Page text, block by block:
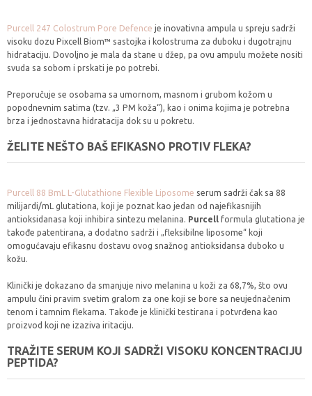
Purcell 247 Colostrum Pore Defence je inovativna ampula u spreju sadrži
visoku dozu Pixcell Biom™ sastojka i kolostruma za duboku i dugotrajnu
hidrataciju. Dovoljno je mala da stane u džep, pa ovu ampulu možete nositi
svuda sa sobom i prskati je po potrebi.
Preporučuje se osobama sa umornom, masnom i grubom kožom u
popodnevnim satima (tzv. „3 PM koža“), kao i onima kojima je potrebna
brza i jednostavna hidratacija dok su u pokretu.
ŽELITE NEŠTO BAŠ EFIKASNO PROTIV FLEKA?
Purcell 88 BmL L-Glutathione Flexible Liposome serum sadrži čak sa 88
milijardi/mL glutationa, koji je poznat kao jedan od najefikasnijih
antioksidanasa koji inhibira sintezu melanina. Purcell formula glutationa je
takođe patentirana, a dodatno sadrži i „fleksibilne liposome“ koji
omogućavaju efikasnu dostavu ovog snažnog antioksidansa duboko u
kožu.
Klinički je dokazano da smanjuje nivo melanina u koži za 68,7%, što ovu
ampulu čini pravim svetim gralom za one koji se bore sa neujednačenim
tenom i tamnim flekama. Takođe je klinički testirana i potvrđena kao
proizvod koji ne izaziva iritaciju.
TRAŽITE SERUM KOJI SADRŽI VISOKU KONCENTRACIJU
PEPTIDA?